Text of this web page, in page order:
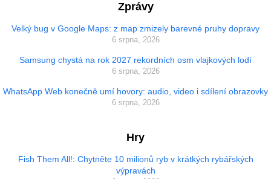
Zprávy
Velký bug v Google Maps: z map zmizely barevné pruhy dopravy
6 srpna, 2026
Samsung chystá na rok 2027 rekordních osm vlajkových lodí
6 srpna, 2026
WhatsApp Web konečně umí hovory: audio, video i sdílení obrazovky
6 srpna, 2026
Hry
Fish Them All!: Chytněte 10 milionů ryb v krátkých rybářských
výpravách